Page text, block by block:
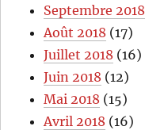
Septembre 2018
Août 2018 (17)
Juillet 2018 (16)
Juin 2018 (12)
Mai 2018 (15)
Avril 2018 (16)